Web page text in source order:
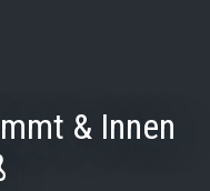
& Innen